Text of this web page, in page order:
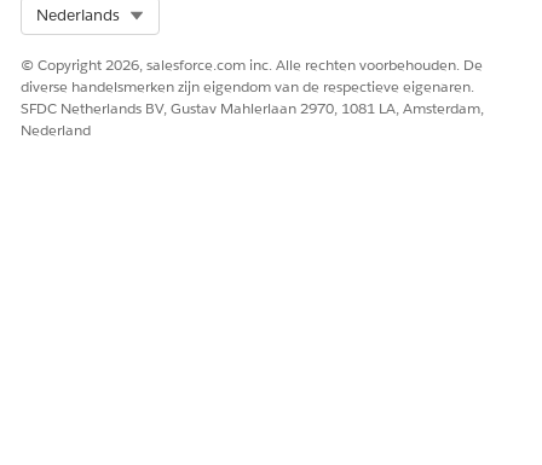
Nederlands
© Copyright 2026, salesforce.com inc. Alle rechten voorbehouden. De
diverse handelsmerken zijn eigendom van de respectieve eigenaren.
SFDC Netherlands BV, Gustav Mahlerlaan 2970, 1081 LA, Amsterdam,
Nederland